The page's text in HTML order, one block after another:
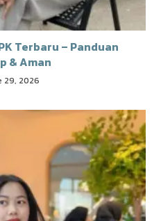
Terbaru – Panduan
& Aman
29, 2026